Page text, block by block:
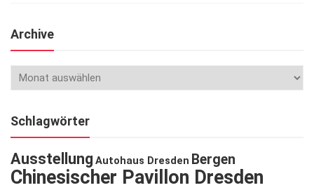
Archive
Schlagwörter
Ausstellung Autohaus Dresden Bergen
Chinesischer Pavillon Dresden